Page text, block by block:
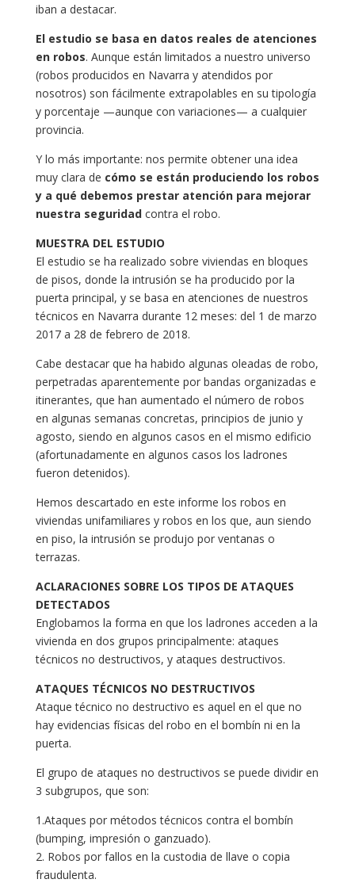
iban a destacar.
El estudio se basa en datos reales de atenciones
en robos. Aunque están limitados a nuestro universo
(robos producidos en Navarra y atendidos por
nosotros) son fácilmente extrapolables en su tipología
y porcentaje —aunque con variaciones— a cualquier
provincia.
Y lo más importante: nos permite obtener una idea
muy clara de cómo se están produciendo los robos
y a qué debemos prestar atención para mejorar
nuestra seguridadcontra el robo.
MUESTRA DEL ESTUDIO
El estudio se ha realizado sobre viviendas en bloques
de pisos, donde la intrusión se ha producido por la
puerta principal, y se basa en atenciones de nuestros
técnicos en Navarra durante 12 meses: del 1 de marzo
2017 a 28 de febrero de 2018.
Cabe destacar que ha habido algunas oleadas de robo,
perpetradas aparentemente por bandas organizadas e
itinerantes, que han aumentado el número de robos
en algunas semanas concretas, principios de junio y
agosto, siendo en algunos casos en el mismo edificio
(afortunadamente en algunos casos los ladrones
fueron detenidos).
Hemos descartado en este informe los robos en
viviendas unifamiliares y robos en los que, aun siendo
en piso, la intrusión se produjo por ventanas o
terrazas.
ACLARACIONES SOBRE LOS TIPOS DE ATAQUES
DETECTADOS
Englobamos la forma en que los ladrones acceden a la
vivienda en dos grupos principalmente: ataques
técnicos no destructivos, y ataques destructivos.
ATAQUES TÉCNICOS NO DESTRUCTIVOS
Ataque técnico no destructivo es aquel en el que no
hay evidencias físicas del robo en el bombín ni en la
puerta.
El grupo de ataques no destructivos se puede dividir en
3 subgrupos, que son:
1.Ataques por métodos técnicos contra el bombín
(bumping, impresión o ganzuado).
2. Robos por fallos en la custodia de llave o copia
fraudulenta.